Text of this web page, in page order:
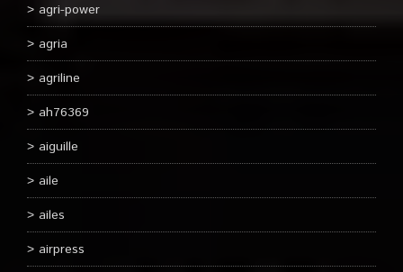
agri-power
agria
agriline
ah76369
aiguille
aile
ailes
airpress